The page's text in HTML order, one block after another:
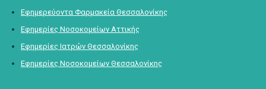
Εφημερεύοντα Φαρμακεία Θεσσαλονίκης
Εφημερίες Νοσοκομείων Αττικής
Εφημερίες Ιατρών Θεσσαλονίκης
Εφημερίες Νοσοκομείων Θεσσαλονίκης